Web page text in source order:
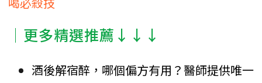
│更多精選推薦↓↓↓
酒後解宿醉，哪個偏方有用？醫師提供唯一